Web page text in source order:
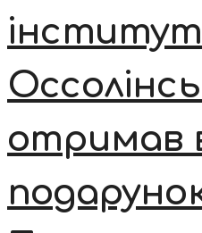
інститут
отримав